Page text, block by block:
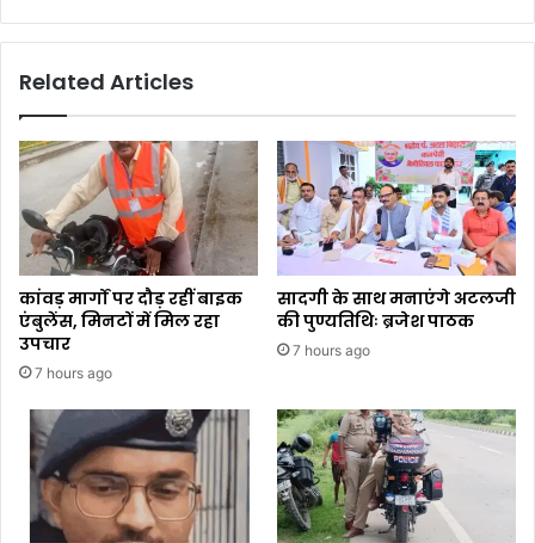
Related Articles
कांवड़ मार्गों पर दौड़ रहीं बाइक
एंबुलेंस, मिनटों में मिल रहा
उपचार
7 hours ago
सादगी के साथ मनाएंगे अटलजी
की पुण्यतिथिः ब्रजेश पाठक
7 hours ago